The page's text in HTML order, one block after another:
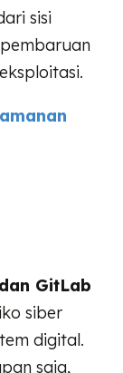
sisi
GitLab
siber
digital.
saja,